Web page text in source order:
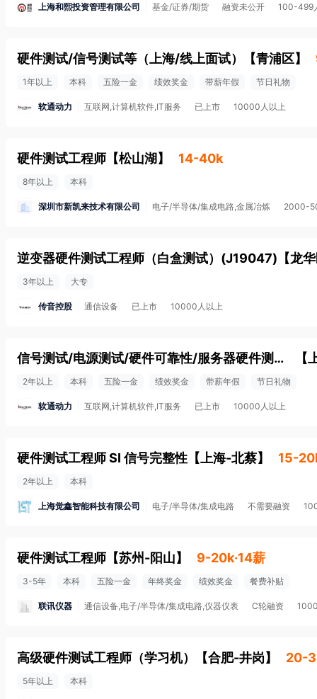
上海和熙投资管理有限公司 基金/证券/期货 融资未公开 100-499
硬件测试/信号测试等（上海/线上面试） 【青浦区】
1年以上 本科 五险一金 绩效奖金 带薪年假 节日礼物
软通动力 互联网,计算机软件,IT服务 已上市 10000人以上
硬件测试工程师 【松山湖 】 14-40k
8年以上 本科
深圳市新凯来技术有限公司 电子/半导体/集成电路,金属冶炼 2000-
逆变器硬件测试工程师（白盒测试）(J19047) 【龙
3年以上 大专
传音控股 通信设备 已上市 10000人以上
信号测试/电源测试/硬件可靠性/服务器硬件测试等（上海/线上面试） 【
2年以上 本科 五险一金 绩效奖金 带薪年假 节日礼物
软通动力 互联网,计算机软件,IT服务 已上市 10000人以上
硬件测试工程师 SI 信号完整性 【 上海-北蔡】 15-
2年以上 本科
上海觉鑫智能科技有限公司 电子/半导体/集成电路 不需要融资
硬件测试工程师 【苏州-阳山】 9-20k·14薪
3-5年 本科 五险一金 年终奖金 绩效奖金 餐费补贴
联讯仪器 通信设备,电子/半导体/集成电路,仪器仪表 C轮融资
高级硬件测试工程师（学习机） 【合肥-井岗】 20-
5年以上 本科